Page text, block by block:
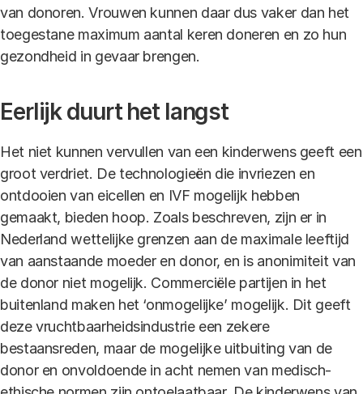
van donoren. Vrouwen kunnen daar dus vaker dan het
toegestane maximum aantal keren doneren en zo hun
gezondheid in gevaar brengen.
Eerlijk duurt het langst
Het niet kunnen vervullen van een kinderwens geeft een
groot verdriet. De technologieën die invriezen en
ontdooien van eicellen en IVF mogelijk hebben
gemaakt, bieden hoop. Zoals beschreven, zijn er in
Nederland wettelijke grenzen aan de maximale leeftijd
van aanstaande moeder en donor, en is anonimiteit van
de donor niet mogelijk. Commerciële partijen in het
buitenland maken het ‘onmogelijke’ mogelijk. Dit geeft
deze vruchtbaarheidsindustrie een zekere
bestaansreden, maar de mogelijke uitbuiting van de
donor en onvoldoende in acht nemen van medisch-